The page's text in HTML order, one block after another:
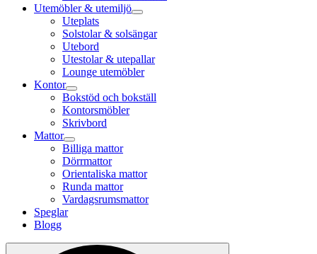
Utemöbler & utemiljö
Uteplats
Solstolar & solsängar
Utebord
Utestolar & utepallar
Lounge utemöbler
Kontor
Bokstöd och bokställ
Kontorsmöbler
Skrivbord
Mattor
Billiga mattor
Dörrmattor
Orientaliska mattor
Runda mattor
Vardagsrumsmattor
Speglar
Blogg